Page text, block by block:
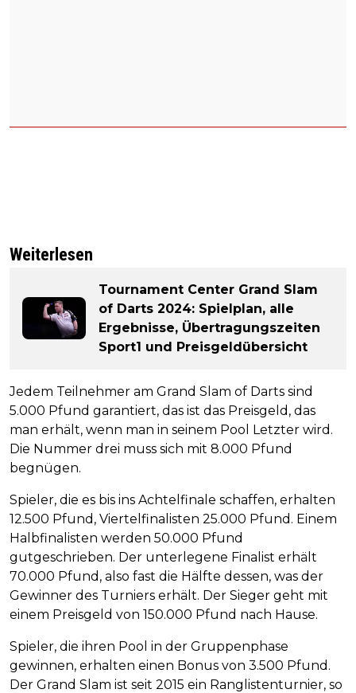
Weiterlesen
Tournament Center Grand Slam
of Darts 2024: Spielplan, alle
Ergebnisse, Übertragungszeiten
Sport1 und Preisgeldübersicht
Jedem Teilnehmer am Grand Slam of Darts sind
5.000 Pfund garantiert, das ist das Preisgeld, das
man erhält, wenn man in seinem Pool Letzter wird.
Die Nummer drei muss sich mit 8.000 Pfund
begnügen.
Spieler, die es bis ins Achtelfinale schaffen, erhalten
12.500 Pfund, Viertelfinalisten 25.000 Pfund. Einem
Halbfinalisten werden 50.000 Pfund
gutgeschrieben. Der unterlegene Finalist erhält
70.000 Pfund, also fast die Hälfte dessen, was der
Gewinner des Turniers erhält. Der Sieger geht mit
einem Preisgeld von 150.000 Pfund nach Hause.
Spieler, die ihren Pool in der Gruppenphase
gewinnen, erhalten einen Bonus von 3.500 Pfund.
Der Grand Slam ist seit 2015 ein Ranglistenturnier, so